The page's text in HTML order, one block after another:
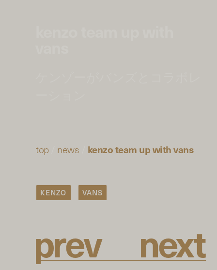
top/ news kenzo team up with vans
KENZO VANS
prev next